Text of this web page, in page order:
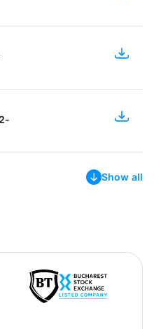
Show all